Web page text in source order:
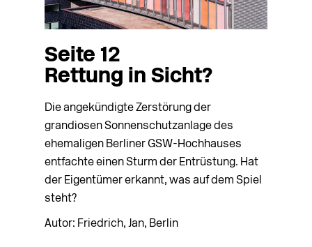
Seite 12
Rettung in Sicht?
Die angekündigte Zerstörung der
grandiosen Sonnenschutzanlage des
ehemaligen Berliner GSW-Hochhauses
entfachte einen Sturm der Entrüstung. Hat
der Eigentümer erkannt, was auf dem Spiel
steht?
Autor: Friedrich, Jan, Berlin